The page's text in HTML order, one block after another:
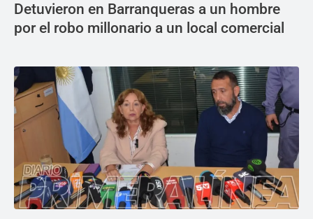
Detuvieron en Barranqueras a un hombre
por el robo millonario a un local comercial